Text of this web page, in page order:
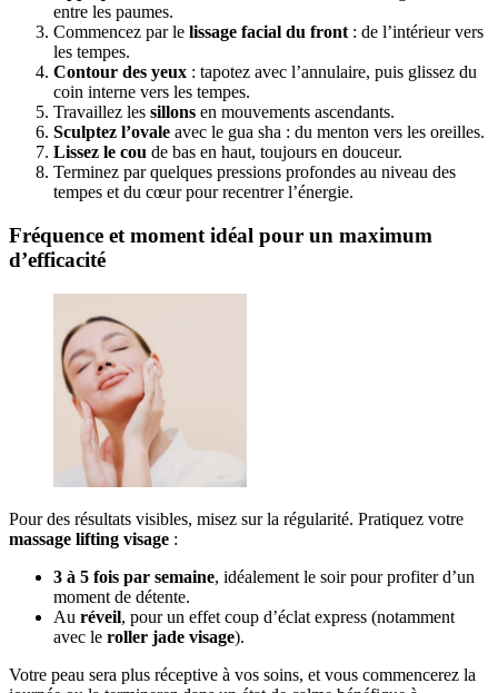
entre les paumes.
Commencez par le lissage facial du front : de l’intérieur vers
les tempes.
Contour des yeux : tapotez avec l’annulaire, puis glissez du
coin interne vers les tempes.
Travaillez les sillons en mouvements ascendants.
Sculptez l’ovale avec le gua sha : du menton vers les oreilles.
Lissez le cou de bas en haut, toujours en douceur.
Terminez par quelques pressions profondes au niveau des
tempes et du cœur pour recentrer l’énergie.
Fréquence et moment idéal pour un maximum
d’efficacité
Pour des résultats visibles, misez sur la régularité. Pratiquez votre
massage lifting visage :
3 à 5 fois par semaine, idéalement le soir pour profiter d’un
moment de détente.
Au réveil, pour un effet coup d’éclat express (notamment
avec le roller jade visage).
Votre peau sera plus réceptive à vos soins, et vous commencerez la